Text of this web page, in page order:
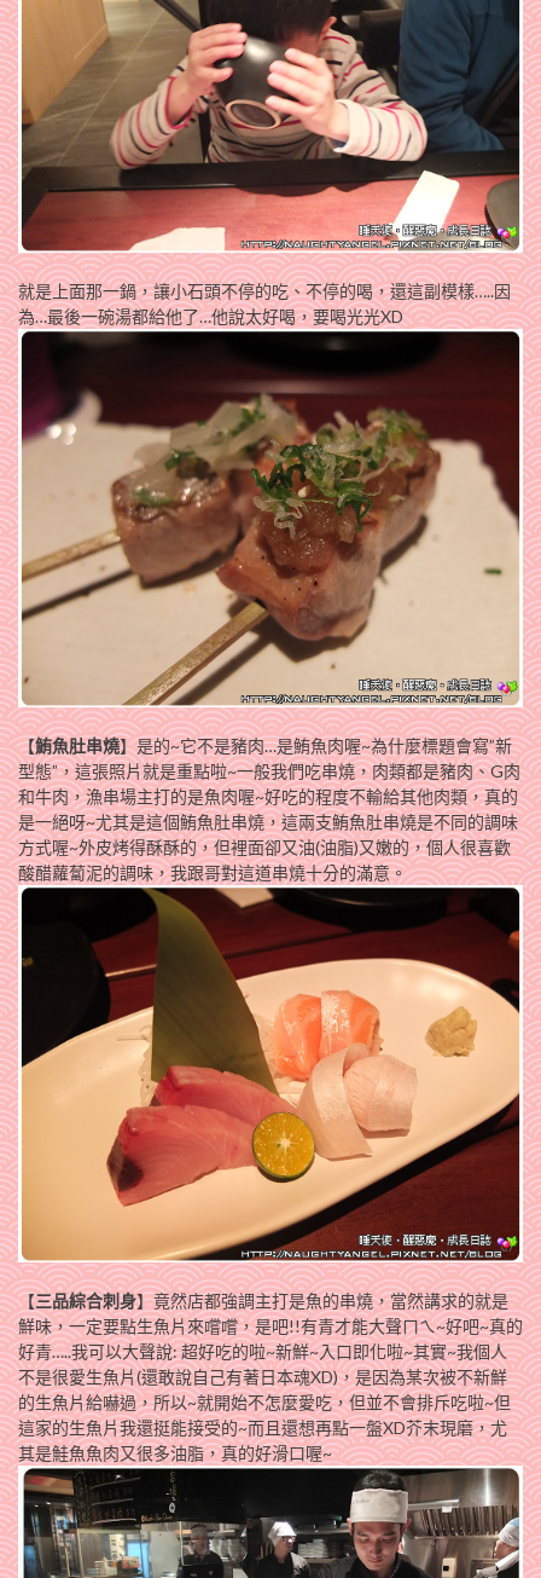
就是上面那一鍋，讓小石頭不停的吃、不停的喝，還這副模樣…..因
為…最後一碗湯都給他了…他說太好喝，要喝光光XD
【鮪魚肚串燒】是的~它不是豬肉…是鮪魚肉喔~為什麼標題會寫”新
型態”，這張照片就是重點啦~一般我們吃串燒，肉類都是豬肉、G肉
和牛肉，漁串場主打的是魚肉喔~好吃的程度不輸給其他肉類，真的
是一絕呀~尤其是這個鮪魚肚串燒，這兩支鮪魚肚串燒是不同的調味
方式喔~外皮烤得酥酥的，但裡面卻又油(油脂)又嫩的，個人很喜歡
酸醋蘿蔔泥的調味，我跟哥對這道串燒十分的滿意。
【三品綜合刺身】竟然店都強調主打是魚的串燒，當然講求的就是
鮮味，一定要點生魚片來嚐嚐，是吧!!有青才能大聲ㄇㄟ~好吧~真的
好青…..我可以大聲說: 超好吃的啦~新鮮~入口即化啦~其實~我個人
不是很愛生魚片(還敢說自己有著日本魂XD)，是因為某次被不新鮮
的生魚片給嚇過，所以~就開始不怎麼愛吃，但並不會排斥吃啦~但
這家的生魚片我還挺能接受的~而且還想再點一盤XD芥末現磨，尤
其是鮭魚魚肉又很多油脂，真的好滑口喔~